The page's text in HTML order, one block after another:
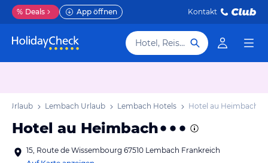
% Deals App öffnen Kontakt
Hotel, Reiseziel
Urlaub Lembach Urlaub Lembach Hotels Hotel au Heimbach
Hotel au Heimbach
15, Route de Wissembourg 67510 Lembach Frankreich